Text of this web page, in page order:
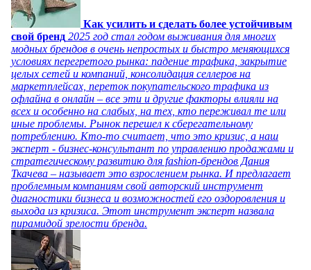
Как усилить и сделать более устойчивым
свой бренд 2025 год стал годом выживания для многих
модных брендов в очень непростых и быстро меняющихся
условиях перегретого рынка: падение трафика, закрытие
целых сетей и компаний, консолидация селлеров на
маркетплейсах, переток покупательского трафика из
офлайна в онлайн – все эти и другие факторы влияли на
всех и особенно на слабых, на тех, кто переживал те или
иные проблемы. Рынок перешел к сберегательному
потреблению. Кто-то считает, что это кризис, а наш
эксперт - бизнес-консультант по управлению продажами и
стратегическому развитию для fashion-брендов Дания
Ткачева – называет это взрослением рынка. И предлагает
проблемным компаниям свой авторский инструмент
диагностики бизнеса и возможностей его оздоровления и
выхода из кризиса. Этот инструмент эксперт назвала
пирамидой зрелости бренда.